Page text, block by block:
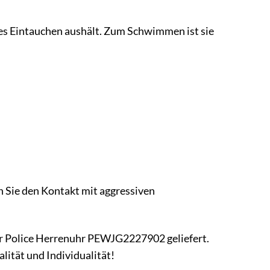
Eintauchen aushält. Zum Schwimmen ist sie
Sie den Kontakt mit aggressiven
Herrenuhr PEWJG2227902 geliefert.
und Individualität!